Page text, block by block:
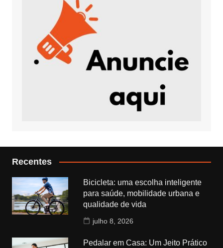
Recentes
Bicicleta: uma escolha inteligente
para saúde, mobilidade urbana e
qualidade de vida
julho 8, 2026
Pedalar em Casa: Um Jeito Prático